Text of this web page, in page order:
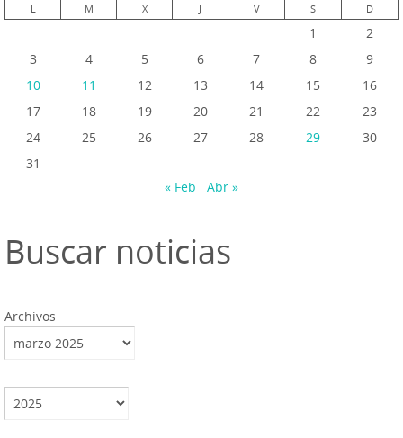
L M X J V S D
1
2
3
4 5 6 7 8
9
10
11 12 13 14 15
16
17
18 19 20 21 22
23
24
25 26 27 28 29
30
31
« Feb
Abr »
Buscar noticias
Archivos
Archivos